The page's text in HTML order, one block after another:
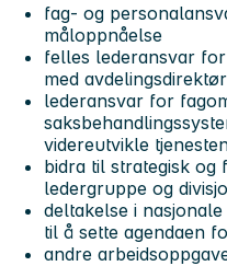
fag- og
måloppnåelse
felles lederansvar
med
lederansvar for
videreutvikle
bidra til strategisk og
ledergruppe og
deltakelse i
til å sette agendaen
andre